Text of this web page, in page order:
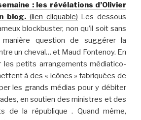
: les révélations d’Olivier
blog. (lien cliquable) Les dessous
blockbuster, non qu’il soit sans
question de suggérer la
un cheval… et Maud Fontenoy. En
les petits arrangements médiatico-
à des « icônes » fabriquées de
les grands médias pour y débiter
en soutien des ministres et des
de la république . Quand même,